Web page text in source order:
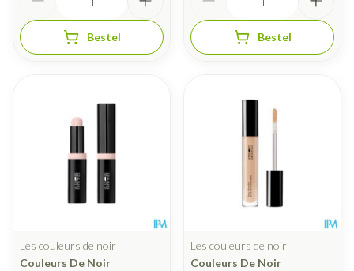
Bestel Bestel
Les couleurs de noir
Couleurs De Noir
Les couleurs de noir
Couleurs De Noir